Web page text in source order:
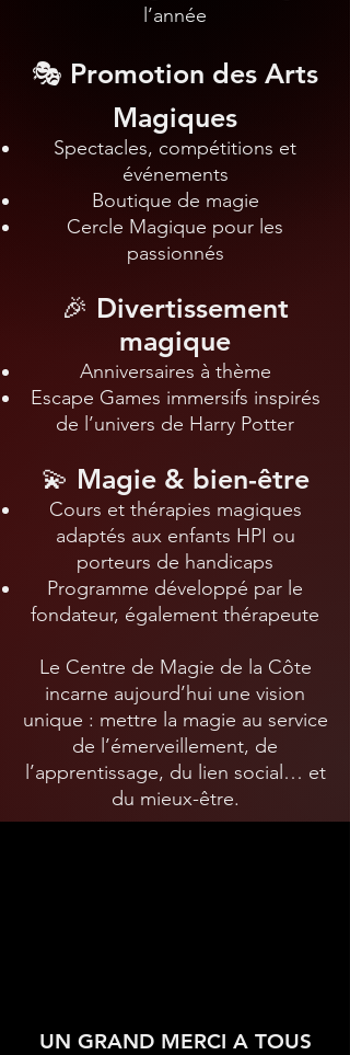
l’année
🎭 Promotion des Arts
Magiques
Spectacles, compétitions et
événements
Boutique de magie
Cercle Magique pour les
passionnés
🎉 Divertissement
magique
Anniversaires à thème
Escape Games immersifs inspirés
de l’univers de Harry Potter
💫 Magie & bien-être
Cours et thérapies magiques
adaptés aux enfants HPI ou
porteurs de handicaps
Programme développé par le
fondateur, également thérapeute
Le Centre de Magie de la Côte
incarne aujourd’hui une vision
unique : mettre la magie au service
de l’émerveillement, de
l’apprentissage, du lien social… et
du mieux-être.
UN GRAND MERCI A TOUS